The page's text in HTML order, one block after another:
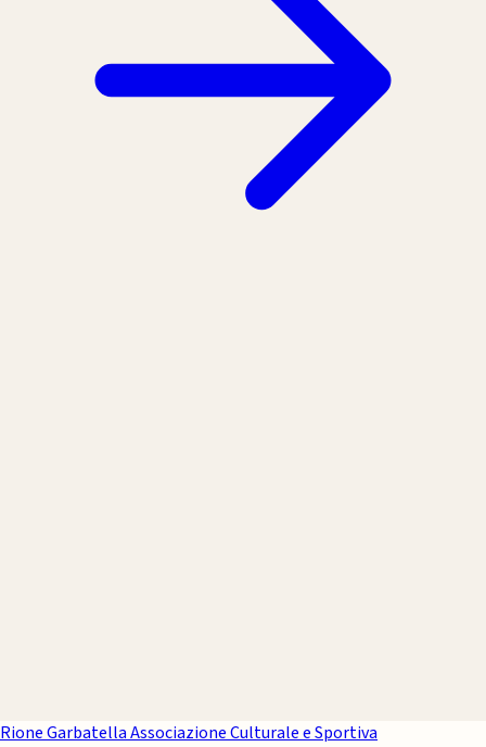
Rione GarbatellaAssociazione Culturale e Sportiva